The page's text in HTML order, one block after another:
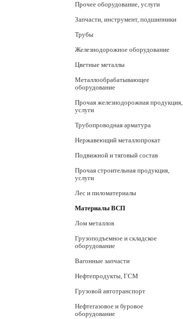
Прочее оборудование, услуги
Запчасти, инструмент, подшипники
Трубы
Железнодорожное оборудование
Цветные металлы
Металлообрабатывающее
оборудование
Прочая железнодорожная продукция,
услуги
Трубопроводная арматура
Нержавеющий металлопрокат
Подвижной и тяговый состав
Прочая строительная продукция,
услуги
Лес и пиломатериалы
Материалы ВСП
Лом металлов
Грузоподъемное и складское
оборудование
Вагонные запчасти
Нефтепродукты, ГСМ
Грузовой автотранспорт
Нефтегазовое и буровое
оборудование